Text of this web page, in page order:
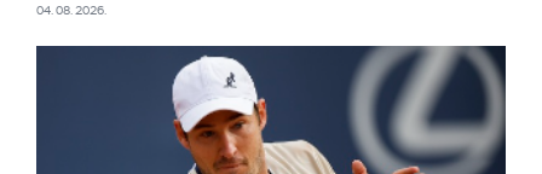
04. 08. 2026.